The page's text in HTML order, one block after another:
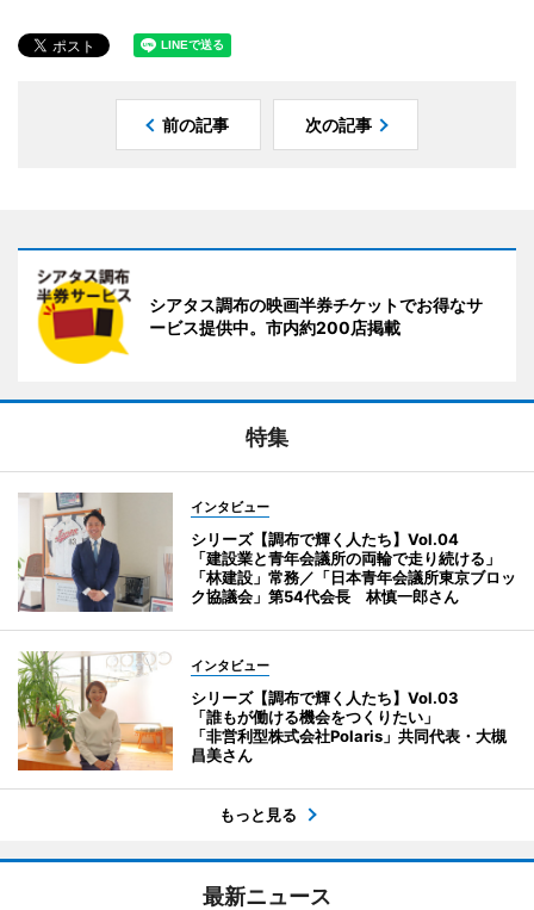
前の記事 次の記事
シアタス調布の映画半券チケットでお得なサ
ービス提供中。市内約200店掲載
特集
インタビュー
シリーズ【調布で輝く人たち】Vol.04
「建設業と青年会議所の両輪で走り続ける」
「林建設」常務／「日本青年会議所東京ブロッ
ク協議会」第54代会長 林慎一郎さん
インタビュー
シリーズ【調布で輝く人たち】Vol.03
「誰もが働ける機会をつくりたい」
「非営利型株式会社Polaris」共同代表・大槻
昌美さん
もっと見る
最新ニュース